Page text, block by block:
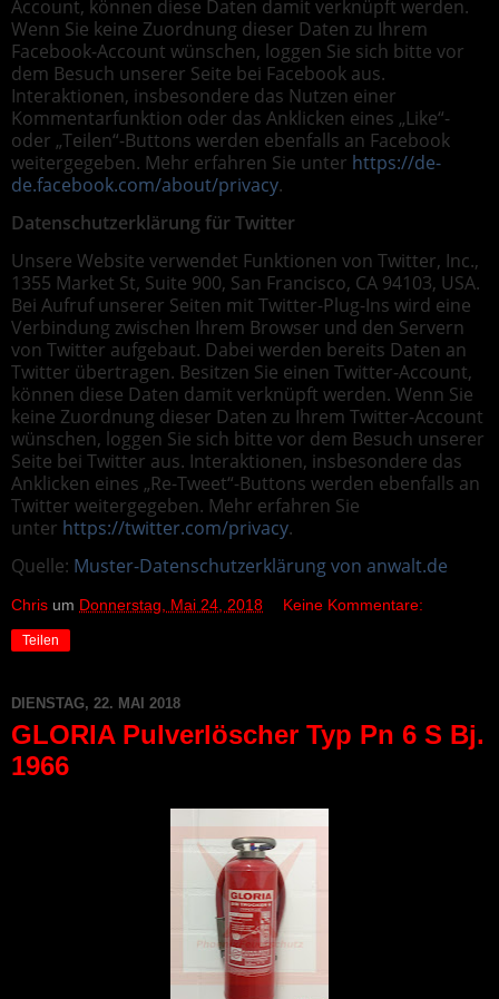
Account, können diese Daten damit verknüpft werden.
Wenn Sie keine Zuordnung dieser Daten zu Ihrem
Facebook-Account wünschen, loggen Sie sich bitte vor
dem Besuch unserer Seite bei Facebook aus.
Interaktionen, insbesondere das Nutzen einer
Kommentarfunktion oder das Anklicken eines „Like“-
oder „Teilen“-Buttons werden ebenfalls an Facebook
weitergegeben. Mehr erfahren Sie unter https://de-
de.facebook.com/about/privacy.
Datenschutzerklärung für Twitter
Unsere Website verwendet Funktionen von Twitter, Inc.,
1355 Market St, Suite 900, San Francisco, CA 94103, USA.
Bei Aufruf unserer Seiten mit Twitter-Plug-Ins wird eine
Verbindung zwischen Ihrem Browser und den Servern
von Twitter aufgebaut. Dabei werden bereits Daten an
Twitter übertragen. Besitzen Sie einen Twitter-Account,
können diese Daten damit verknüpft werden. Wenn Sie
keine Zuordnung dieser Daten zu Ihrem Twitter-Account
wünschen, loggen Sie sich bitte vor dem Besuch unserer
Seite bei Twitter aus. Interaktionen, insbesondere das
Anklicken eines „Re-Tweet“-Buttons werden ebenfalls an
Twitter weitergegeben. Mehr erfahren Sie
unter https://twitter.com/privacy.
Quelle: Muster-Datenschutzerklärung von anwalt.de
Chris um Donnerstag, Mai 24, 2018 Keine Kommentare:
Teilen
DIENSTAG, 22. MAI 2018
GLORIA Pulverlöscher Typ Pn 6 S Bj.
1966